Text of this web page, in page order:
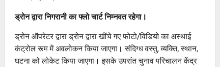
ड्रोन द्वारा निगरानी का फ्लो चार्ट निम्नवत रहेगा।
ड्रोन ऑपरेटर द्वारा ड्रोन द्वारा खींचे गए फोटो/विडियो का अस्थाई
कंट्रोल रूम में अवलोकन किया जाएगा। संदिग्ध वस्तु, व्यक्ति, स्थान,
घटना को लोकेट किया जाएगा। इसके उपरांत चुनाव परिचालन केंद्र